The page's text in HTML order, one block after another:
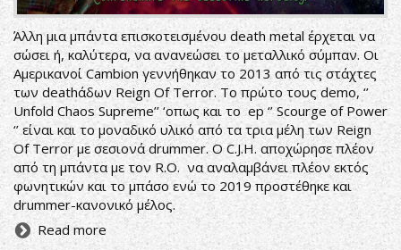
Άλλη μια μπάντα επισκοτεισμένου death metal έρχεται να
σώσει ή, καλύτερα, να ανανεώσει το μεταλλικό σύμπαν. Οι
Αμερικανοί Cambion γεννήθηκαν το 2013 από τις στάχτες
των deathάδων Reign Of Terror. Το πρώτο τους demo, ‘’
Unfold Chaos Supreme’’ ‘οπως και το ep ‘’ Scourge of Power
‘’ είναι και το μοναδικό υλικό από τα τρια μέλη των Reign
Of Terror με σεσιονά drummer. O C.J.H. αποχώρησε πλέον
από τη μπάντα με τον R.O. να αναλαμβάνει πλέον εκτός
φωνητικών και το μπάσο ενώ το 2019 προστέθηκε και
drummer-κανονικό μέλος.
Read more